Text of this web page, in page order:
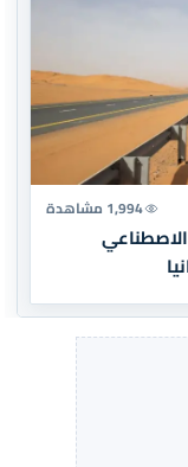
1,994 مشاهدة
الاصطناعي